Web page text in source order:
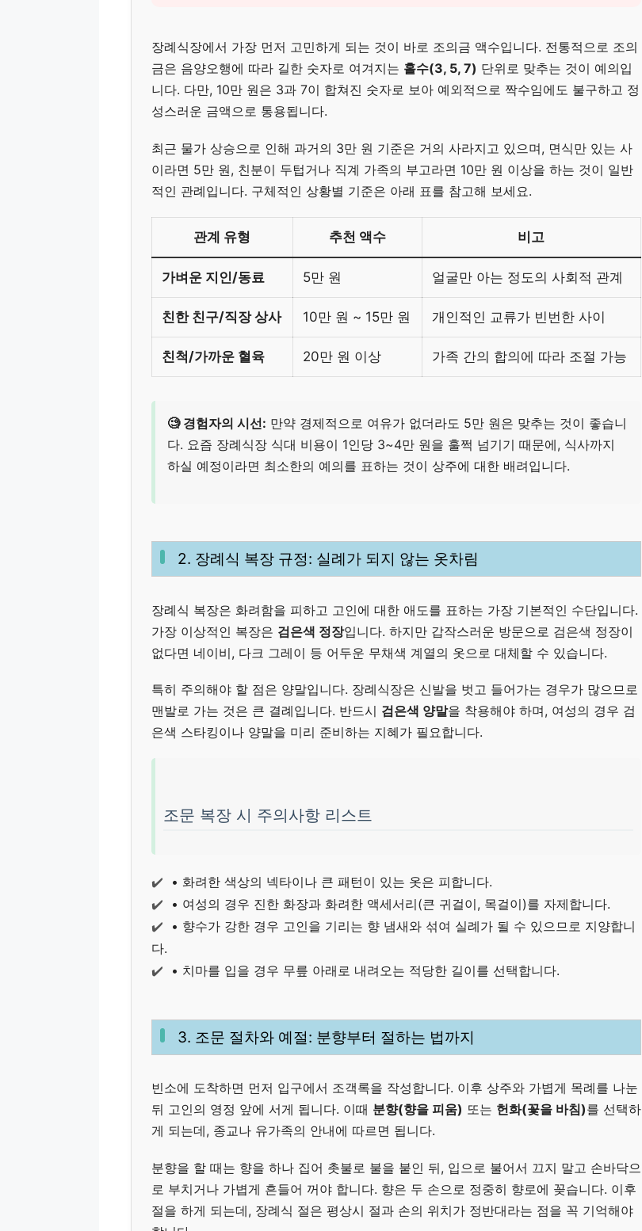
장례식장에서 가장 먼저 고민하게 되는 것이 바로 조의금 액수입니다. 전통적으로 조의
금은 음양오행에 따라 길한 숫자로 여겨지는 홀수(3, 5, 7) 단위로 맞추는 것이 예의입
니다. 다만, 10만 원은 3과 7이 합쳐진 숫자로 보아 예외적으로 짝수임에도 불구하고 정
성스러운 금액으로 통용됩니다.
최근 물가 상승으로 인해 과거의 3만 원 기준은 거의 사라지고 있으며, 면식만 있는 사
이라면 5만 원, 친분이 두텁거나 직계 가족의 부고라면 10만 원 이상을 하는 것이 일반
적인 관례입니다. 구체적인 상황별 기준은 아래 표를 참고해 보세요.
관계 유형 추천 액수 비고
가벼운 지인/동료 5만 원 얼굴만 아는 정도의 사회적 관계
친한 친구/직장 상사 10만 원 ~ 15만 원 개인적인 교류가 빈번한 사이
친척/가까운 혈육 20만 원 이상 가족 간의 합의에 따라 조절 가능
🧐 경험자의 시선: 만약 경제적으로 여유가 없더라도 5만 원은 맞추는 것이 좋습니
다. 요즘 장례식장 식대 비용이 1인당 3~4만 원을 훌쩍 넘기기 때문에, 식사까지
하실 예정이라면 최소한의 예의를 표하는 것이 상주에 대한 배려입니다.
2. 장례식 복장 규정: 실례가 되지 않는 옷차림
장례식 복장은 화려함을 피하고 고인에 대한 애도를 표하는 가장 기본적인 수단입니다.
가장 이상적인 복장은 검은색 정장입니다. 하지만 갑작스러운 방문으로 검은색 정장이
없다면 네이비, 다크 그레이 등 어두운 무채색 계열의 옷으로 대체할 수 있습니다.
특히 주의해야 할 점은 양말입니다. 장례식장은 신발을 벗고 들어가는 경우가 많으므로
맨발로 가는 것은 큰 결례입니다. 반드시 검은색 양말을 착용해야 하며, 여성의 경우 검
은색 스타킹이나 양말을 미리 준비하는 지혜가 필요합니다.
조문 복장 시 주의사항 리스트
✔️
• 화려한 색상의 넥타이나 큰 패턴이 있는 옷은 피합니다.
✔️
• 여성의 경우 진한 화장과 화려한 액세서리(큰 귀걸이, 목걸이)를 자제합니다.
✔️
• 향수가 강한 경우 고인을 기리는 향 냄새와 섞여 실례가 될 수 있으므로 지양합니
다.
✔️
• 치마를 입을 경우 무릎 아래로 내려오는 적당한 길이를 선택합니다.
3. 조문 절차와 예절: 분향부터 절하는 법까지
빈소에 도착하면 먼저 입구에서 조객록을 작성합니다. 이후 상주와 가볍게 목례를 나눈
뒤 고인의 영정 앞에 서게 됩니다. 이때 분향(향을 피움) 또는 헌화(꽃을 바침)를 선택하
게 되는데, 종교나 유가족의 안내에 따르면 됩니다.
분향을 할 때는 향을 하나 집어 촛불로 불을 붙인 뒤, 입으로 불어서 끄지 말고 손바닥으
로 부치거나 가볍게 흔들어 꺼야 합니다. 향은 두 손으로 정중히 향로에 꽂습니다. 이후
절을 하게 되는데, 장례식 절은 평상시 절과 손의 위치가 정반대라는 점을 꼭 기억해야